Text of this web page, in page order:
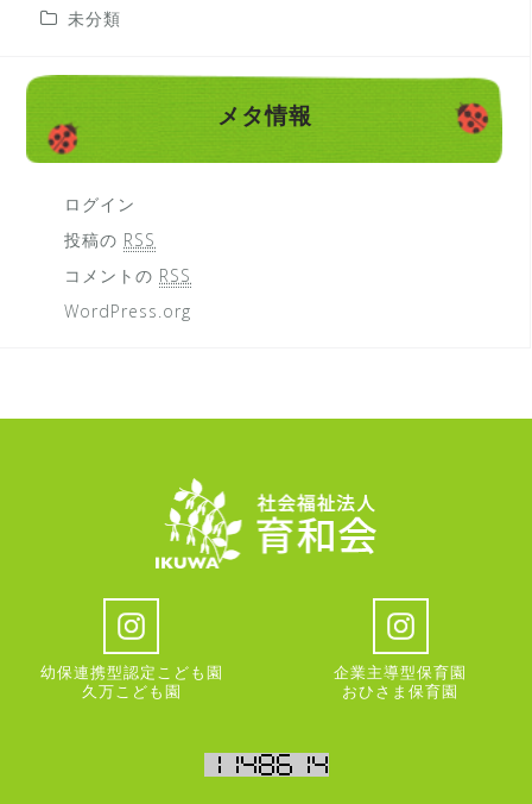
未分類
メタ情報
ログイン
投稿の RSS
コメントの RSS
WordPress.org
幼保連携型認定こども園
久万こども園
企業主導型保育園
おひさま保育園